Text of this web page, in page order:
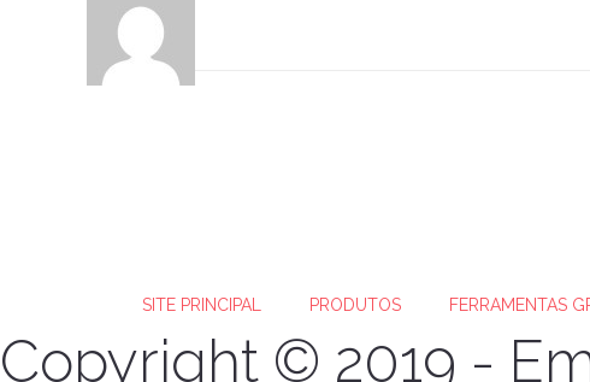
SITE PRINCIPAL PRODUTOS FERRAMENTAS
Copyright © 2019 -